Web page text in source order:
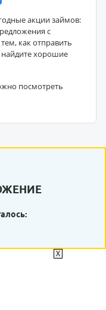
акции займов:
с
как отправить
найдите хорошие
посмотреть
X